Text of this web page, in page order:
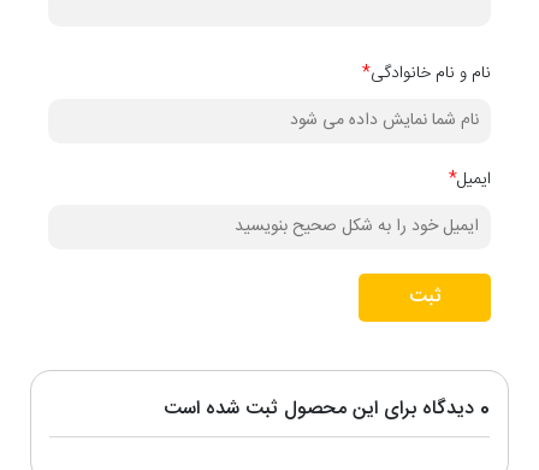
0 دیدگاه برای این محصول ثبت شده است
نام و نام خانوادگی*
ایمیل*
ثبت